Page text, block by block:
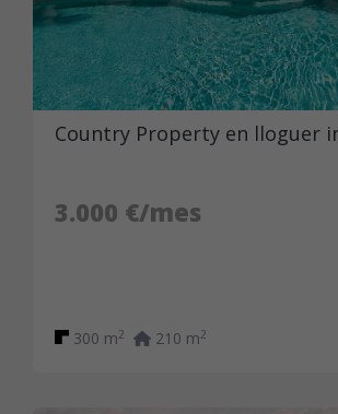
Country Property en lloguer
3.000 €/mes
300 m2 210 m2